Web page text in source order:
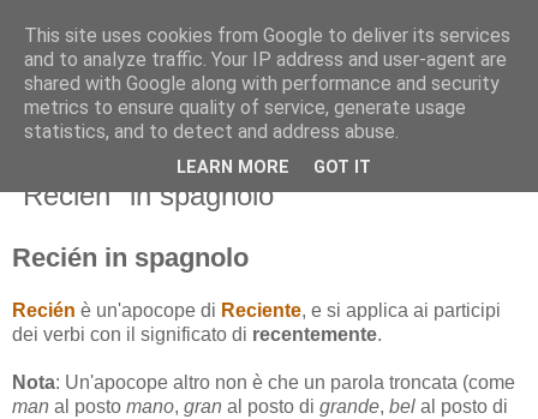
lunedì 16 dicembre 2013
"Recién" in spagnolo
Recién in spagnolo
Recién è un'apocope di Reciente, e si applica ai participi
dei verbi con il significato di recentemente.
Nota: Un'apocope altro non è che un parola troncata (come
man al posto mano, gran al posto di grande, bel al posto di
This site uses cookies from Google to deliver its services
and to analyze traffic. Your IP address and user-agent are
shared with Google along with performance and security
metrics to ensure quality of service, generate usage
statistics, and to detect and address abuse.
LEARN MORE GOT IT